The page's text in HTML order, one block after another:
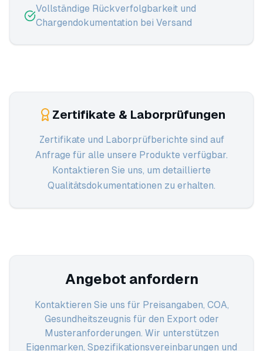
Vollständige Rückverfolgbarkeit und
Chargendokumentation bei Versand
Zertifikate & Laborprüfungen
Zertifikate und Laborprüfberichte sind auf
Anfrage für alle unsere Produkte verfügbar.
Kontaktieren Sie uns, um detaillierte
Qualitätsdokumentationen zu erhalten.
Angebot anfordern
Kontaktieren Sie uns für Preisangaben, COA,
Gesundheitszeugnis für den Export oder
Musteranforderungen. Wir unterstützen
Eigenmarken, Spezifikationsvereinbarungen und